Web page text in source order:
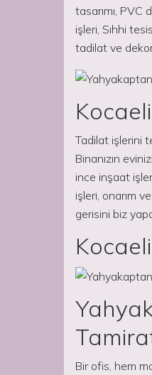
tasarımı, PVC
işleri, Sıhhi
tadilat ve
Tadilat işlerini
Binanızın
ince inşaat
işleri, onarım
gerisini biz
Bir ofis, hem